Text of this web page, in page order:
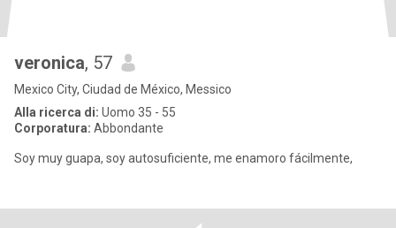
veronica, 57
Mexico City, Ciudad de México, Messico
Alla ricerca di: Uomo 35 - 55
Corporatura: Abbondante
Soy muy guapa, soy autosuficiente, me enamoro fácilmente,